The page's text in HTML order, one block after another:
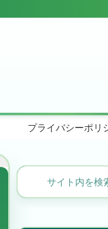
プライバシーポリ